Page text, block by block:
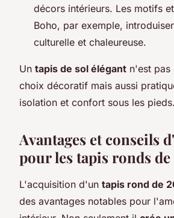
décors intérieurs. Les motifs
Boho, par exemple,
culturelle et chaleureuse.
Un tapis de sol élégant n'est pas
choix décoratif mais aussi
isolation et confort sous les pieds.
Avantages et conseils
pour les tapis ronds
L'acquisition d'un tapis rond de
des avantages notables pour